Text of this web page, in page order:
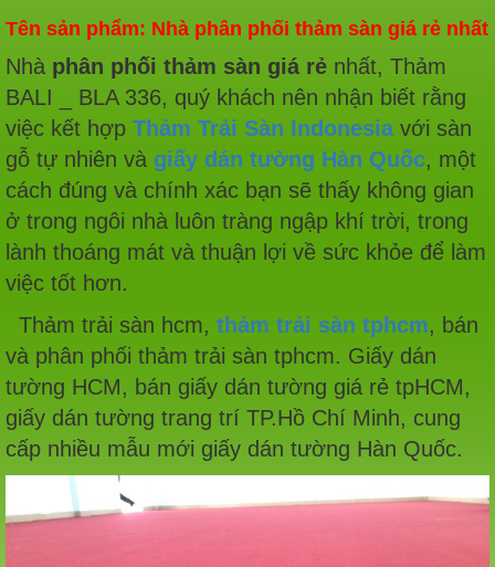
Tên sản phẩm: Nhà phân phối thảm sàn giá rẻ nhất
Nhà phân phối thảm sàn giá rẻ nhất, Thảm
BALI _ BLA 336, quý khách nên nhận biết rằng
việc kết hợp Thảm Trải Sàn Indonesiavới sàn
gỗ tự nhiên và giấy dán tường Hàn Quốc, một
cách đúng và chính xác bạn sẽ thấy không gian
ở trong ngôi nhà luôn tràng ngập khí trời, trong
lành thoáng mát và thuận lợi về sức khỏe để làm
việc tốt hơn.
Thảm trải sàn hcm, thảm trải sàn tphcm, bán
và phân phối thảm trải sàn tphcm. Giấy dán
tường HCM, bán giấy dán tường giá rẻ tpHCM,
giấy dán tường trang trí TP.Hồ Chí Minh, cung
cấp nhiều mẫu mới giấy dán tường Hàn Quốc.